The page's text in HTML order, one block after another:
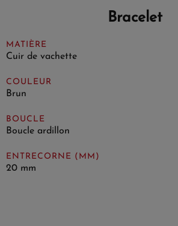
Bracelet
MATIÈRE
Cuir de vachette
COULEUR
Brun
BOUCLE
Boucle ardillon
ENTRECORNE (MM)
20 mm